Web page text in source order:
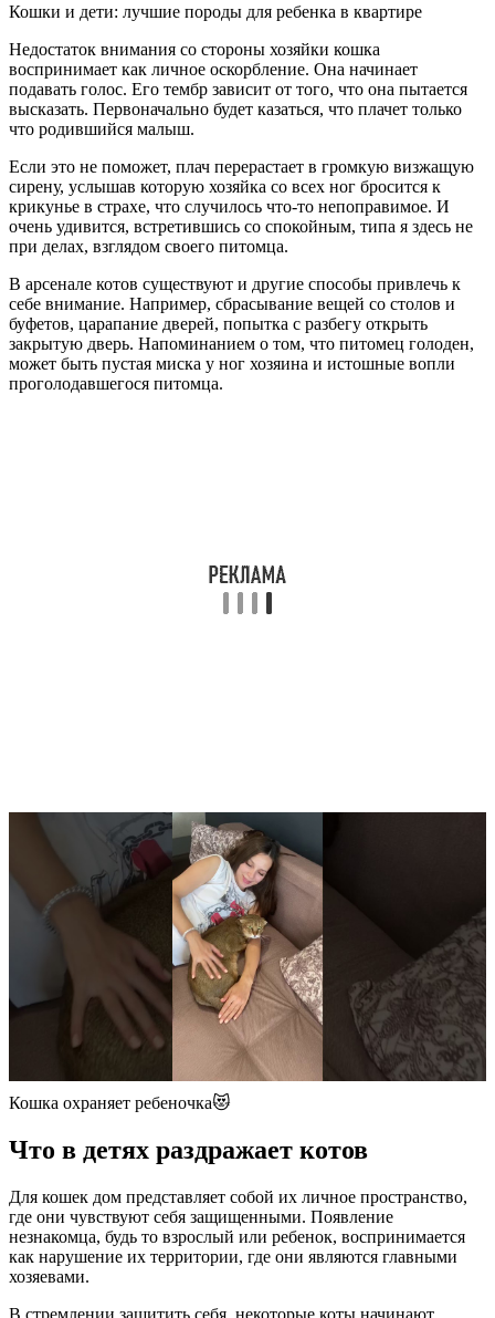
Кошки и дети: лучшие породы для ребенка в квартире
Недостаток внимания со стороны хозяйки кошка
воспринимает как личное оскорбление. Она начинает
подавать голос. Его тембр зависит от того, что она пытается
высказать. Первоначально будет казаться, что плачет только
что родившийся малыш.
Если это не поможет, плач перерастает в громкую визжащую
сирену, услышав которую хозяйка со всех ног бросится к
крикунье в страхе, что случилось что-то непоправимое. И
очень удивится, встретившись со спокойным, типа я здесь не
при делах, взглядом своего питомца.
В арсенале котов существуют и другие способы привлечь к
себе внимание. Например, сбрасывание вещей со столов и
буфетов, царапание дверей, попытка с разбегу открыть
закрытую дверь. Напоминанием о том, что питомец голоден,
может быть пустая миска у ног хозяина и истошные вопли
проголодавшегося питомца.
Кошка охраняет ребеночка😻
Что в детях раздражает котов
Для кошек дом представляет собой их личное пространство,
где они чувствуют себя защищенными. Появление
незнакомца, будь то взрослый или ребенок, воспринимается
как нарушение их территории, где они являются главными
хозяевами.
В стремлении защитить себя, некоторые коты начинают